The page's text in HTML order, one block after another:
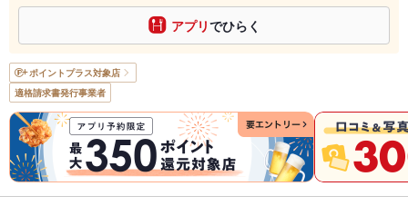
アプリでひらく
ポイントプラス対象店
適格請求書発行事業者